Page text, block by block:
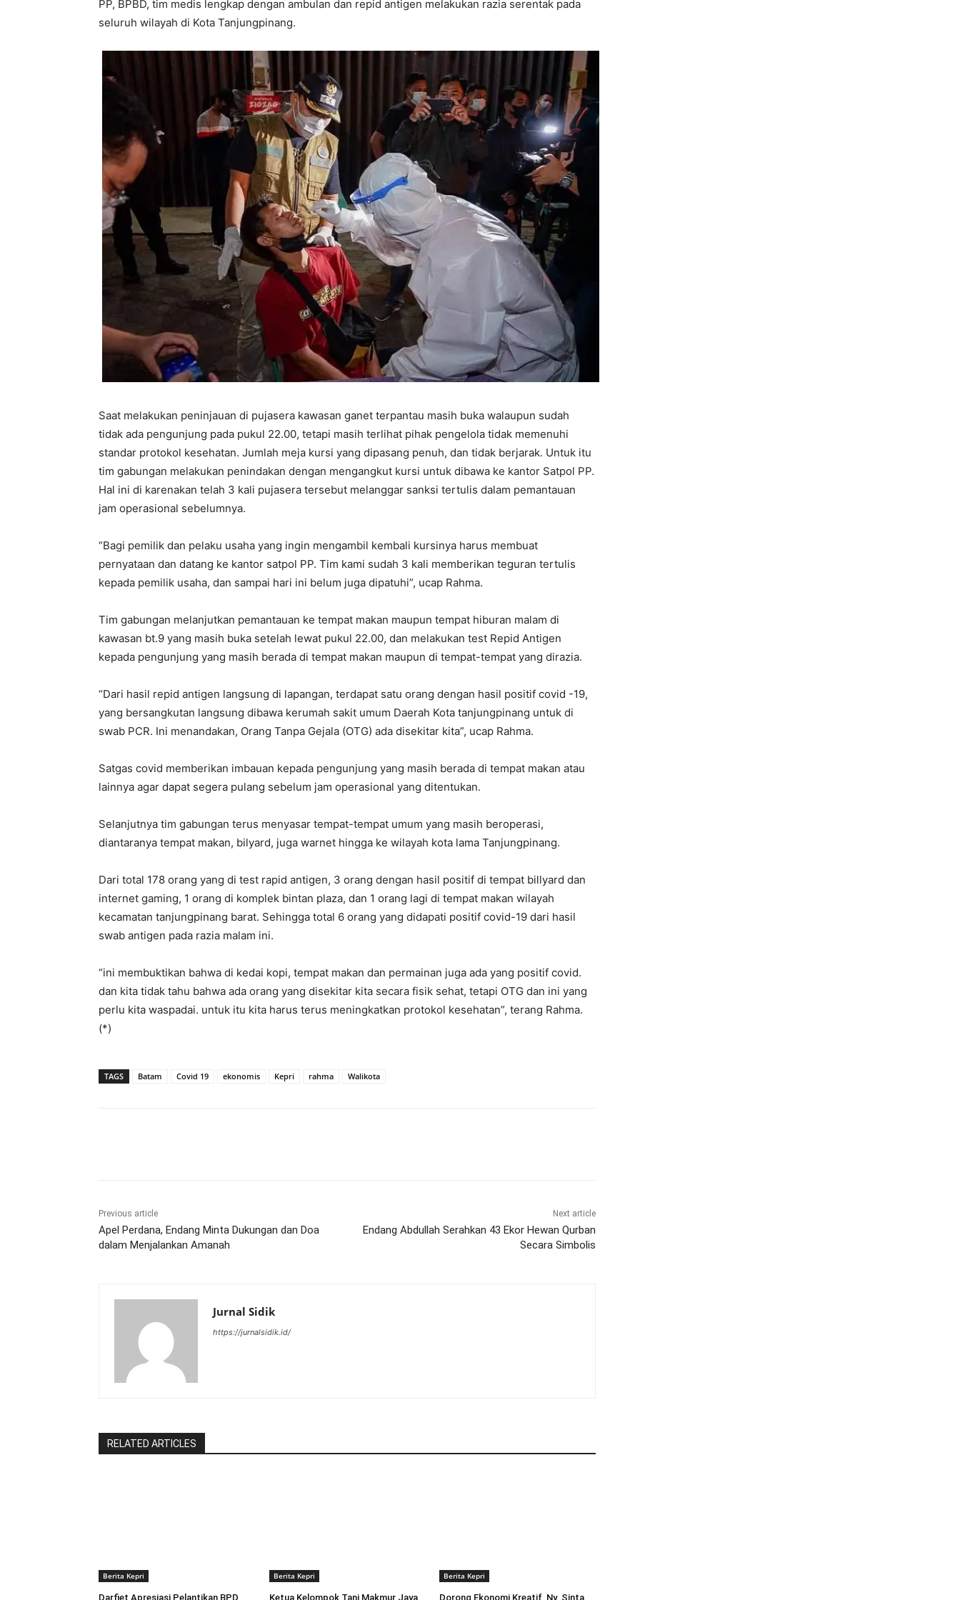
PP, BPBD, tim medis lengkap dengan ambulan dan repid antigen melakukan razia serentak pada
seluruh wilayah di Kota Tanjungpinang.
Saat melakukan peninjauan di pujasera kawasan ganet terpantau masih buka walaupun sudah
tidak ada pengunjung pada pukul 22.00, tetapi masih terlihat pihak pengelola tidak memenuhi
standar protokol kesehatan. Jumlah meja kursi yang dipasang penuh, dan tidak berjarak. Untuk itu
tim gabungan melakukan penindakan dengan mengangkut kursi untuk dibawa ke kantor Satpol PP.
Hal ini di karenakan telah 3 kali pujasera tersebut melanggar sanksi tertulis dalam pemantauan
jam operasional sebelumnya.
“Bagi pemilik dan pelaku usaha yang ingin mengambil kembali kursinya harus membuat
pernyataan dan datang ke kantor satpol PP. Tim kami sudah 3 kali memberikan teguran tertulis
kepada pemilik usaha, dan sampai hari ini belum juga dipatuhi”, ucap Rahma.
Tim gabungan melanjutkan pemantauan ke tempat makan maupun tempat hiburan malam di
kawasan bt.9 yang masih buka setelah lewat pukul 22.00, dan melakukan test Repid Antigen
kepada pengunjung yang masih berada di tempat makan maupun di tempat-tempat yang dirazia.
“Dari hasil repid antigen langsung di lapangan, terdapat satu orang dengan hasil positif covid -19,
yang bersangkutan langsung dibawa kerumah sakit umum Daerah Kota tanjungpinang untuk di
swab PCR. Ini menandakan, Orang Tanpa Gejala (OTG) ada disekitar kita”, ucap Rahma.
Satgas covid memberikan imbauan kepada pengunjung yang masih berada di tempat makan atau
lainnya agar dapat segera pulang sebelum jam operasional yang ditentukan.
Selanjutnya tim gabungan terus menyasar tempat-tempat umum yang masih beroperasi,
diantaranya tempat makan, bilyard, juga warnet hingga ke wilayah kota lama Tanjungpinang.
Dari total 178 orang yang di test rapid antigen, 3 orang dengan hasil positif di tempat billyard dan
internet gaming, 1 orang di komplek bintan plaza, dan 1 orang lagi di tempat makan wilayah
kecamatan tanjungpinang barat. Sehingga total 6 orang yang didapati positif covid-19 dari hasil
swab antigen pada razia malam ini.
“ini membuktikan bahwa di kedai kopi, tempat makan dan permainan juga ada yang positif covid.
dan kita tidak tahu bahwa ada orang yang disekitar kita secara fisik sehat, tetapi OTG dan ini yang
perlu kita waspadai. untuk itu kita harus terus meningkatkan protokol kesehatan”, terang Rahma.
(*)
TAGS Batam Covid 19 ekonomis Kepri rahma Walikota
Previous article
Apel Perdana, Endang Minta Dukungan dan Doa
dalam Menjalankan Amanah
Next article
Endang Abdullah Serahkan 43 Ekor Hewan Qurban
Secara Simbolis
Jurnal Sidik
https://jurnalsidik.id/
RELATED ARTICLES
Berita Kepri
Darfiet Apresiasi Pelantikan BPD,
Berita Kepri
Ketua Kelompok Tani Makmur Jaya
Berita Kepri
Dorong Ekonomi Kreatif, Ny. Sinta